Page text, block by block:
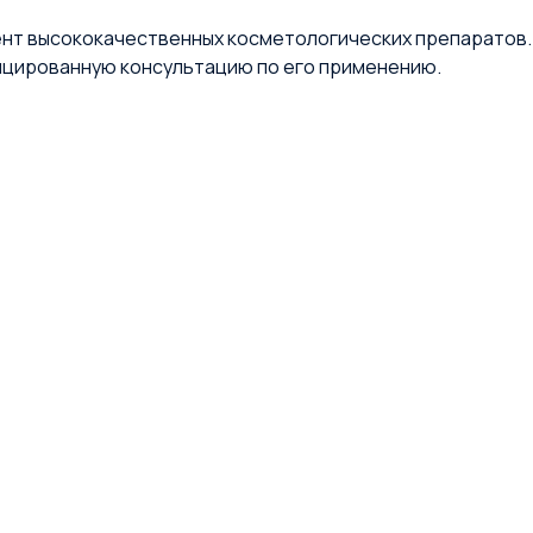
высококачественных косметологических
консультацию по его применению.